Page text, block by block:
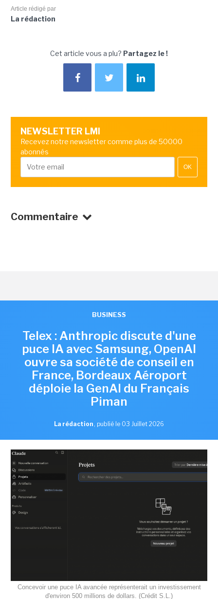
Article rédigé par
La rédaction
Cet article vous a plu? Partagez le !
NEWSLETTER LMI
Recevez notre newsletter comme plus de 50000
abonnés
OK
Commentaire
BUSINESS
Telex : Anthropic discute d'une
puce IA avec Samsung, OpenAI
ouvre sa société de conseil en
France, Bordeaux Aéroport
déploie la GenAI du Français
Piman
La rédaction , publié le 03 Juillet 2026
Concevoir une puce IA avancée représenterait un investissement
d'environ 500 millions de dollars. (Crédit S.L.)